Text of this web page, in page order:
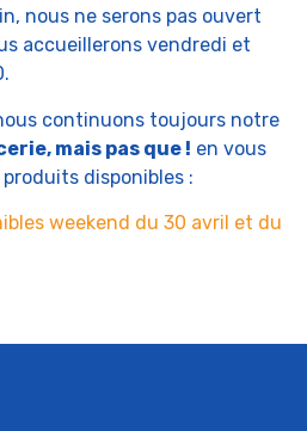
nous ne serons pas ouvert
accueillerons vendredi et
continuons toujours notre
mais pas que ! en vous
disponibles :
weekend du 30 avril et du